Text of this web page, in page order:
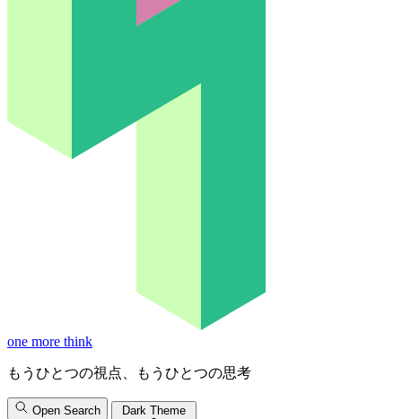
one more think
もうひとつの視点、もうひとつの思考
Open Search Dark Theme